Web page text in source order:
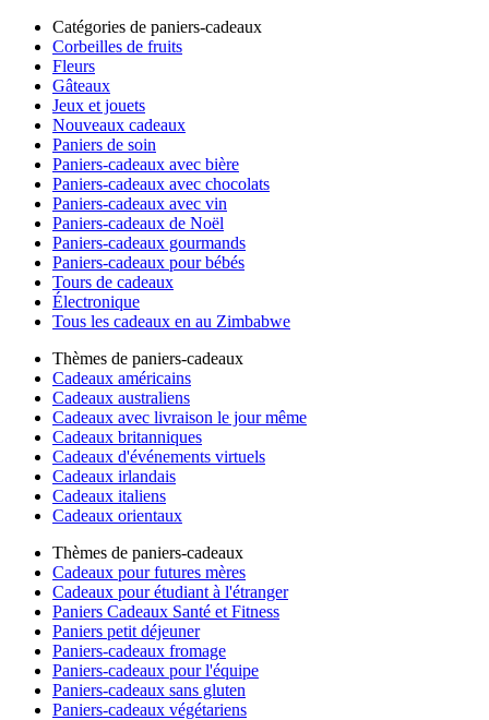
Catégories de paniers-cadeaux
Corbeilles de fruits
Fleurs
Gâteaux
Jeux et jouets
Nouveaux cadeaux
Paniers de soin
Paniers-cadeaux avec bière
Paniers-cadeaux avec chocolats
Paniers-cadeaux avec vin
Paniers-cadeaux de Noël
Paniers-cadeaux gourmands
Paniers-cadeaux pour bébés
Tours de cadeaux
Électronique
Tous les cadeaux en au Zimbabwe
Thèmes de paniers-cadeaux
Cadeaux américains
Cadeaux australiens
Cadeaux avec livraison le jour même
Cadeaux britanniques
Cadeaux d'événements virtuels
Cadeaux irlandais
Cadeaux italiens
Cadeaux orientaux
Thèmes de paniers-cadeaux
Cadeaux pour futures mères
Cadeaux pour étudiant à l'étranger
Paniers Cadeaux Santé et Fitness
Paniers petit déjeuner
Paniers-cadeaux fromage
Paniers-cadeaux pour l'équipe
Paniers-cadeaux sans gluten
Paniers-cadeaux végétariens